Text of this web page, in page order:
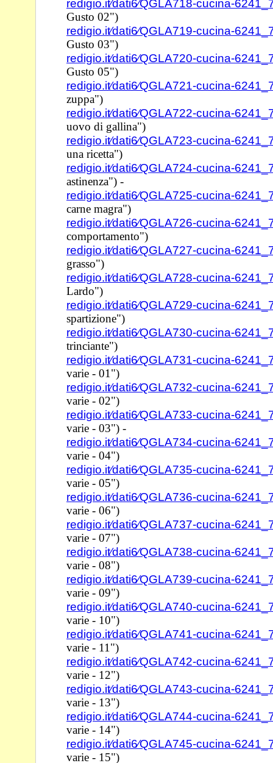
redigio.it⁄dati6⁄QGLA718-cucina-
Gusto 02")
redigio.it⁄dati6⁄QGLA719-cucina-
Gusto 03")
redigio.it⁄dati6⁄QGLA720-cucina-
Gusto 05")
redigio.it⁄dati6⁄QGLA721-cucina-
zuppa")
redigio.it⁄dati6⁄QGLA722-cucina-
uovo di gallina")
redigio.it⁄dati6⁄QGLA723-cucina-
una ricetta")
redigio.it⁄dati6⁄QGLA724-cucina-
astinenza") -
redigio.it⁄dati6⁄QGLA725-cucina-
carne magra")
redigio.it⁄dati6⁄QGLA726-cucina-
comportamento")
redigio.it⁄dati6⁄QGLA727-cucina-
grasso")
redigio.it⁄dati6⁄QGLA728-cucina-
Lardo")
redigio.it⁄dati6⁄QGLA729-cucina-
spartizione")
redigio.it⁄dati6⁄QGLA730-cucina-
trinciante")
redigio.it⁄dati6⁄QGLA731-cucina-
varie - 01")
redigio.it⁄dati6⁄QGLA732-cucina-
varie - 02")
redigio.it⁄dati6⁄QGLA733-cucina-
varie - 03") -
redigio.it⁄dati6⁄QGLA734-cucina-
varie - 04")
redigio.it⁄dati6⁄QGLA735-cucina-
varie - 05")
redigio.it⁄dati6⁄QGLA736-cucina-
varie - 06")
redigio.it⁄dati6⁄QGLA737-cucina-
varie - 07")
redigio.it⁄dati6⁄QGLA738-cucina-
varie - 08")
redigio.it⁄dati6⁄QGLA739-cucina-
varie - 09")
redigio.it⁄dati6⁄QGLA740-cucina-
varie - 10")
redigio.it⁄dati6⁄QGLA741-cucina-
varie - 11")
redigio.it⁄dati6⁄QGLA742-cucina-
varie - 12")
redigio.it⁄dati6⁄QGLA743-cucina-
varie - 13")
redigio.it⁄dati6⁄QGLA744-cucina-
varie - 14")
redigio.it⁄dati6⁄QGLA745-cucina-
varie - 15")